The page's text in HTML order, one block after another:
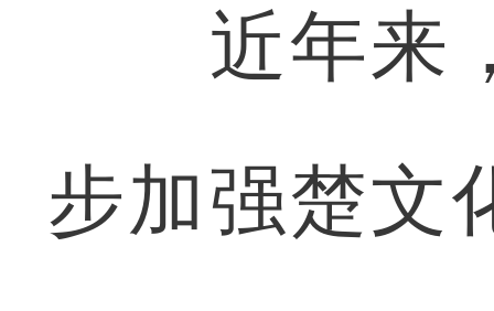
近年来，
步加强楚文